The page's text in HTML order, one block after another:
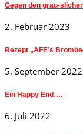
Gegen den grau-
2. Februar 2023
Rezept „AFE’s
5. September 2022
Ein Happy End….
6. Juli 2022